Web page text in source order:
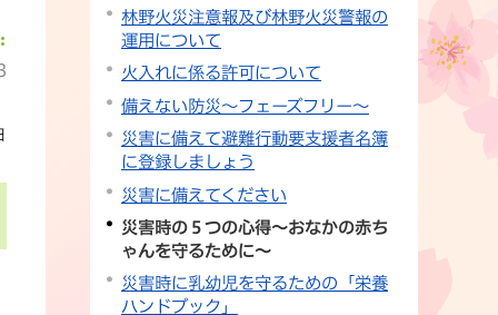
林野火災注意報及び林野火災警報の
運用について
火入れに係る許可について
備えない防災～フェーズフリー～
災害に備えて避難行動要支援者名簿
に登録しましょう
災害に備えてください
災害時の５つの心得〜おなかの赤ち
ゃんを守るために〜
災害時に乳幼児を守るための「栄養
ハンドブック」